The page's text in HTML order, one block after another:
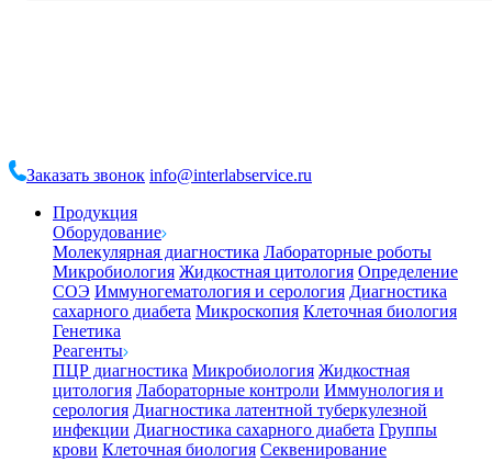
Заказать звонок info@interlabservice.ru
Продукция
Оборудование
Молекулярная диагностика Лабораторные роботы
Микробиология Жидкостная цитология Определение
СОЭ Иммуногематология и серология Диагностика
сахарного диабета Микроскопия Клеточная биология
Генетика
Реагенты
ПЦР диагностика Микробиология Жидкостная
цитология Лабораторные контроли Иммунология и
серология Диагностика латентной туберкулезной
инфекции Диагностика сахарного диабета Группы
крови Клеточная биология Секвенирование